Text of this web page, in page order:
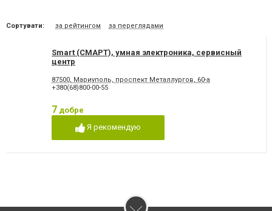
Сортувати: за рейтингом за переглядами
Smart (СМАРТ), умная электроника, сервисный
центр
87500, Мариуполь, проспект Металлургов, 60-а
+380(68)800-00-55
7 добре
Я рекомендую